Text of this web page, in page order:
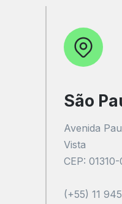
São
Avenida
Vista
CEP:
(+55) 11